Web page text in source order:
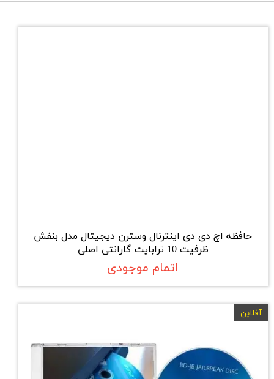
حافظه اچ دی دی اینترنال وسترن دیجیتال مدل بنفش
ظرفیت 10 ترابایت گارانتی اصلی
اتمام موجودی
آفلاین